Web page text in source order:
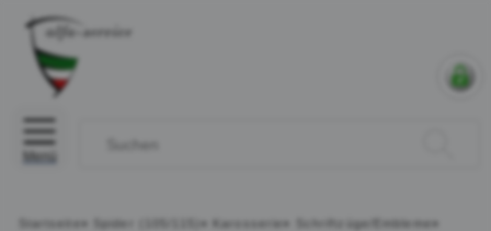
Menü
Startseite » Spider (105/115) » Karosserie » Schriftzüge/Embleme »